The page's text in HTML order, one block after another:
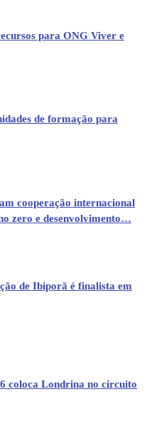
para ONG Viver e
de formação para
cooperação internacional
zero e desenvolvimento…
de Ibiporã é finalista em
coloca Londrina no circuito